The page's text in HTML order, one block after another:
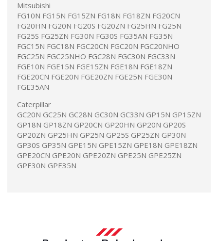
Mitsubishi
FG10N FG15N FG15ZN FG18N FG18ZN FG20CN
FG20HN FG20N FG20S FG20ZN FG25HN FG25N
FG25S FG25ZN FG30N FG30S FG35AN FG35N
FGC15N FGC18N FGC20CN FGC20N FGC20NHO
FGC25N FGC25NHO FGC28N FGC30N FGC33N
FGE10N FGE15N FGE15ZN FGE18N FGE18ZN
FGE20CN FGE20N FGE20ZN FGE25N FGE30N
FGE35AN
Caterpillar
GC20N GC25N GC28N GC30N GC33N GP15N GP15ZN
GP18N GP18ZN GP20CN GP20HN GP20N GP20S
GP20ZN GP25HN GP25N GP25S GP25ZN GP30N
GP30S GP35N GPE15N GPE15ZN GPE18N GPE18ZN
GPE20CN GPE20N GPE20ZN GPE25N GPE25ZN
GPE30N GPE35N